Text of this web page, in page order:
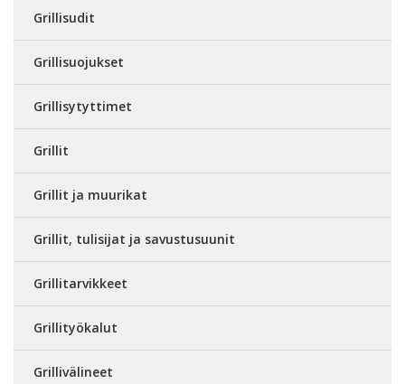
Grillisudit
Grillisuojukset
Grillisytyttimet
Grillit
Grillit ja muurikat
Grillit, tulisijat ja savustusuunit
Grillitarvikkeet
Grillityökalut
Grillivälineet